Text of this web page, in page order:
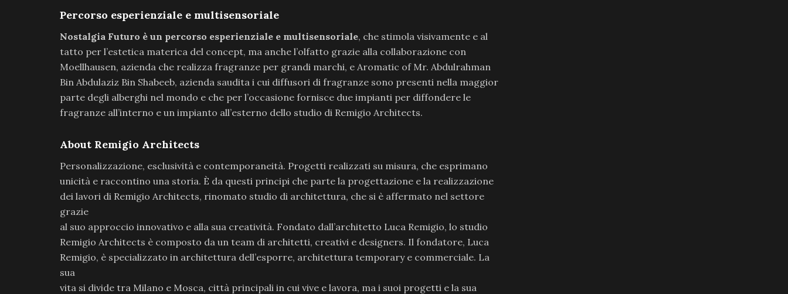
Percorso esperienziale e multisensoriale
Nostalgia Futuro è un percorso esperienziale e multisensoriale, che stimola visivamente e al
tatto per l’estetica materica del concept, ma anche l’olfatto grazie alla collaborazione con
Moellhausen, azienda che realizza fragranze per grandi marchi, e Aromatic of Mr. Abdulrahman
Bin Abdulaziz Bin Shabeeb, azienda saudita i cui diffusori di fragranze sono presenti nella maggior
parte degli alberghi nel mondo e che per l’occasione fornisce due impianti per diffondere le
fragranze all’interno e un impianto all’esterno dello studio di Remigio Architects.
About Remigio Architects
Personalizzazione, esclusività e contemporaneità. Progetti realizzati su misura, che esprimano
unicità e raccontino una storia. È da questi principi che parte la progettazione e la realizzazione
dei lavori di Remigio Architects, rinomato studio di architettura, che si è affermato nel settore
grazie
al suo approccio innovativo e alla sua creatività. Fondato dall’architetto Luca Remigio, lo studio
Remigio Architects è composto da un team di architetti, creativi e designers. Il fondatore, Luca
Remigio, è specializzato in architettura dell’esporre, architettura temporary e commerciale. La
sua
vita si divide tra Milano e Mosca, città principali in cui vive e lavora, ma i suoi progetti e la sua